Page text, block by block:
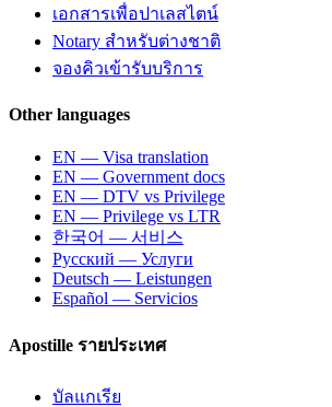
เอกสารเพื่อปาเลสไตน์
Notary สำหรับต่างชาติ
จองคิวเข้ารับบริการ
Other languages
EN — Visa translation
EN — Government docs
EN — DTV vs Privilege
EN — Privilege vs LTR
한국어 — 서비스
Русский — Услуги
Deutsch — Leistungen
Español — Servicios
Apostille รายประเทศ
บัลแกเรีย